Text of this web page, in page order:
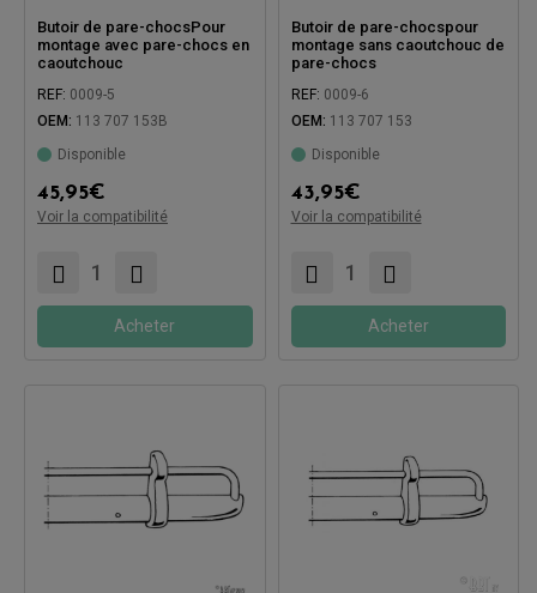
Butoir de pare-chocsPour
montage avec pare-chocs en
caoutchouc
REF: 0009-5
OEM: 113 707 153B
Disponible
45,95€
Voir la compatibilité
Compatible avec:
Acheter
Butoir de pare-chocspour
montage sans caoutchouc de
pare-chocs
REF: 0009-6
OEM: 113 707 153
Disponible
43,95€
Voir la compatibilité
Compatible avec:
Acheter